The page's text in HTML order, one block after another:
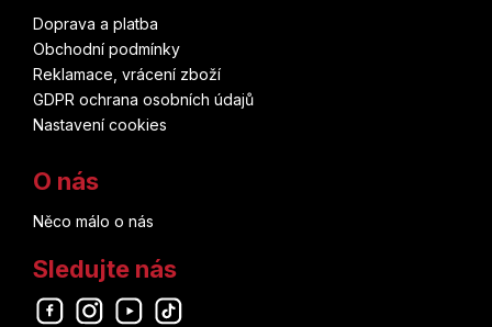
Doprava a platba
Obchodní podmínky
Reklamace, vrácení zboží
GDPR ochrana osobních údajů
Nastavení cookies
O nás
Něco málo o nás
Sledujte nás